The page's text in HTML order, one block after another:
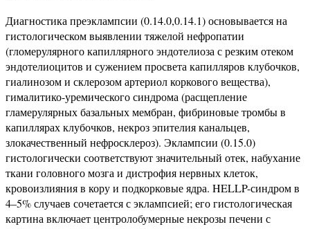
Диагностика преэклампсии (0.14.0,0.14.1) основывается на
гистологическом выявлении тяжелой нефропатии
(гломерулярного капиллярного эндотелиоза с резким отеком
эндотелиоцитов и сужением просвета капилляров клубочков,
гиалинозом и склерозом артериол коркового вещества),
гималитико-уремического синдрома (расщепление
гламерулярных базальных мембран, фибриновые тромбы в
капиллярах клубочков, некроз эпителия канальцев,
злокачественный нефросклероз). Эклампсии (0.15.0)
гистологически соответствуют значительный отек, набухание
ткани головного мозга и дистрофия нервных клеток,
кровоизлияния в кору и подкорковые ядра. HELLP-синдром в
4–5% случаев сочетается с эклампсией; его гистологическая
картина включает центролобумерные некрозы печени с